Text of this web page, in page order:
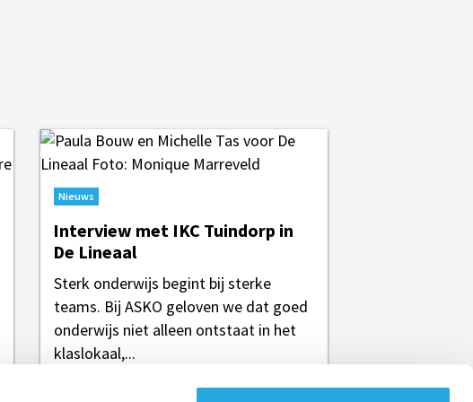
Nieuws
Interview met IKC Tuindorp in
De Lineaal
Sterk onderwijs begint bij sterke
teams. Bij ASKO geloven we dat goed
onderwijs niet alleen ontstaat in het
klaslokaal,...